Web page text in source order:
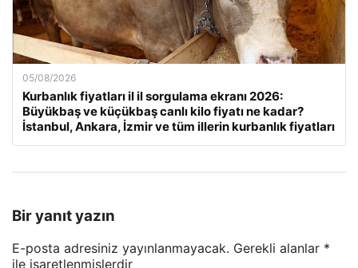
05/08/2026
Kurbanlık fiyatları il il sorgulama ekranı 2026:
Büyükbaş ve küçükbaş canlı kilo fiyatı ne kadar?
İstanbul, Ankara, İzmir ve tüm illerin kurbanlık fiyatları
Bir yanıt yazın
E-posta adresiniz yayınlanmayacak. Gerekli alanlar *
ile işaretlenmişlerdir